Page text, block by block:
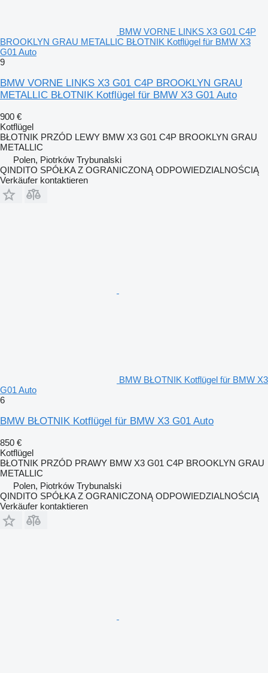
BMW VORNE LINKS X3 G01 C4P
BROOKLYN GRAU METALLIC BŁOTNIK Kotflügel für BMW X3
G01 Auto
9
BMW VORNE LINKS X3 G01 C4P BROOKLYN GRAU
METALLIC BŁOTNIK Kotflügel für BMW X3 G01 Auto
900 €
Kotflügel
BŁOTNIK PRZÓD LEWY BMW X3 G01 C4P BROOKLYN GRAU
METALLIC
Polen, Piotrków Trybunalski
QINDITO SPÓŁKA Z OGRANICZONĄ ODPOWIEDZIALNOŚCIĄ
Verkäufer kontaktieren
BMW BŁOTNIK Kotflügel für BMW X3
G01 Auto
6
BMW BŁOTNIK Kotflügel für BMW X3 G01 Auto
850 €
Kotflügel
BŁOTNIK PRZÓD PRAWY BMW X3 G01 C4P BROOKLYN GRAU
METALLIC
Polen, Piotrków Trybunalski
QINDITO SPÓŁKA Z OGRANICZONĄ ODPOWIEDZIALNOŚCIĄ
Verkäufer kontaktieren